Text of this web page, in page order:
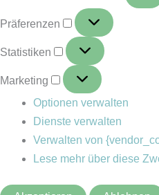
Präferenzen
Statistiken
Marketing
Optionen verwalten
Dienste verwalten
Verwalten von
Lese mehr über diese